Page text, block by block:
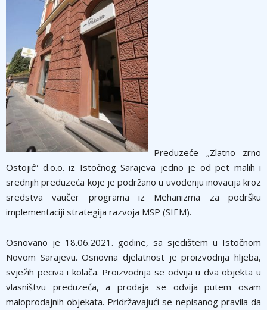
Preduzeće „Zlatno zrno
Ostojić” d.o.o. iz Istočnog Sarajeva jedno je od pet malih i
srednjih preduzeća koje je podržano u uvođenju inovacija kroz
sredstva vaučer programa iz Mehanizma za podršku
implementaciji strategija razvoja MSP (SIEM).
Osnovano je 18.06.2021. godine, sa sjedištem u Istočnom
Novom Sarajevu. Osnovna djelatnost je proizvodnja hljeba,
svježih peciva i kolača. Proizvodnja se odvija u dva objekta u
vlasništvu preduzeća, a prodaja se odvija putem osam
maloprodajnih objekata. Pridržavajući se nepisanog pravila da